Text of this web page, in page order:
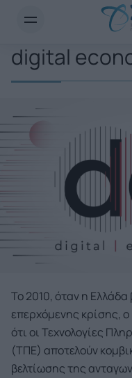
digital
Το 2010, όταν η
επερχόμενης κρίσης, ο
ότι οι Τεχνολογίες
(ΤΠΕ) αποτελούν
βελτίωσης της
Newsletter Email*